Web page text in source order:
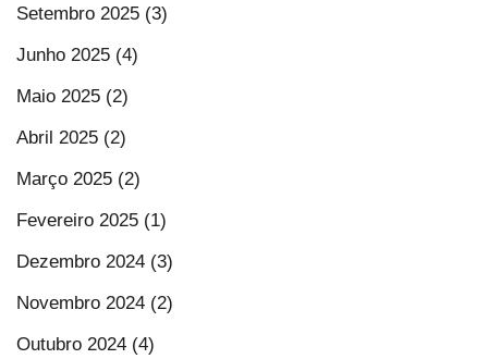
Setembro 2025 (3)
Junho 2025 (4)
Maio 2025 (2)
Abril 2025 (2)
Março 2025 (2)
Fevereiro 2025 (1)
Dezembro 2024 (3)
Novembro 2024 (2)
Outubro 2024 (4)